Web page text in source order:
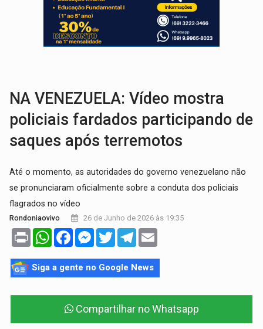
VARCENA: Cientistas descobrem nova espécie de rã em florestas
BARGANHA: Vai comprar celular usado? Veja como consultar o
NA VENEZUELA: Vídeo mostra
policiais fardados participando de
saques após terremotos
Até o momento, as autoridades do governo venezuelano não
se pronunciaram oficialmente sobre a conduta dos policiais
flagrados no vídeo
Rondoniaovivo 26 de Junho de 2026 às 19:35
Print WhatsAppFacebookMessenger
TwitterTelegram
Siga a gente no Google News
Compartilhar no Whatsapp